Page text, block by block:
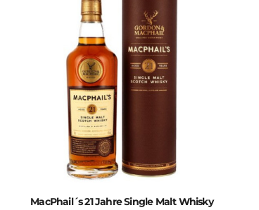
MacPhail´s 21 Jahre Single Malt Whisky